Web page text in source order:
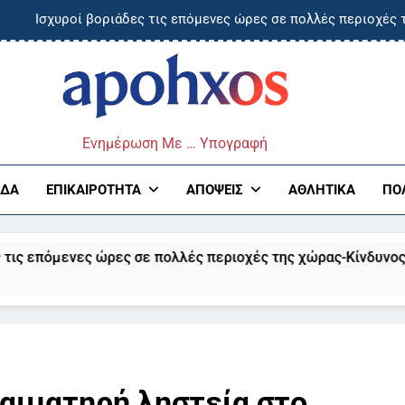
Ισχυροί βοριάδες τις επόμενες ώρες σε πολλές περιοχές
Αγρίνιο: «Καμπάνα» σε οδηγό για μέθη – Βρέθηκε
Πανεπιστήμιο Πατρών: «Παγκόσμιο» ενδιαφέρον για την
Αγρίνιο: «Καμπάνα» σε οδηγό για μέθη – Βρέθηκε
Πανεπιστήμιο Πατρών: «Παγκόσμιο» ενδιαφέρον για την
Ενημέρωση Με … Υπογραφή
ΕΠΙΚΑΙΡΌΤΗΤΑ ΑΠΌΨΕΙΣ ΑΘΛΗΤΙΚΆ
ώρες σε πολλές περιοχές της χώρας-Κίνδυνος για